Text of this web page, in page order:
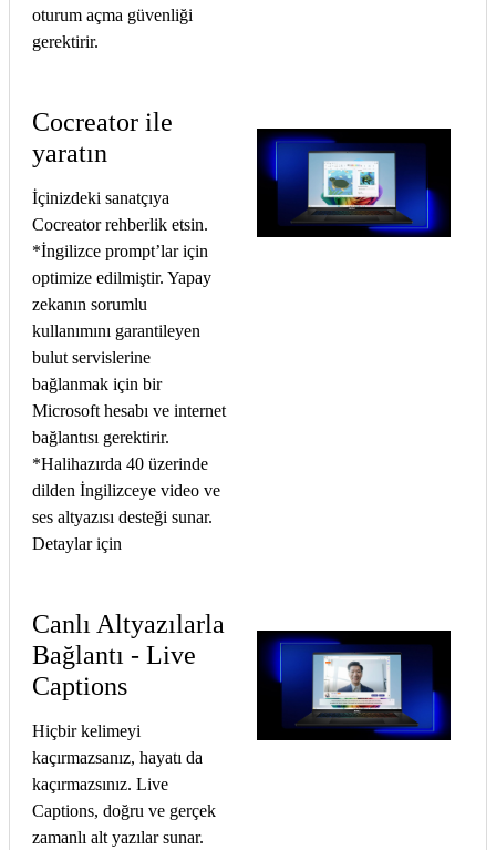
oturum açma güvenliği
gerektirir.
Cocreator ile
yaratın
İçinizdeki sanatçıya
Cocreator rehberlik etsin.
*İngilizce prompt’lar için
optimize edilmiştir. Yapay
zekanın sorumlu
kullanımını garantileyen
bulut servislerine
bağlanmak için bir
Microsoft hesabı ve internet
bağlantısı gerektirir.
*Halihazırda 40 üzerinde
dilden İngilizceye video ve
ses altyazısı desteği sunar.
Detaylar için
Canlı Altyazılarla
Bağlantı - Live
Captions
Hiçbir kelimeyi
kaçırmazsanız, hayatı da
kaçırmazsınız. Live
Captions, doğru ve gerçek
zamanlı alt yazılar sunar.